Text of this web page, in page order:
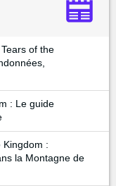
of the
: Le guide
Kingdom :
la Montagne de